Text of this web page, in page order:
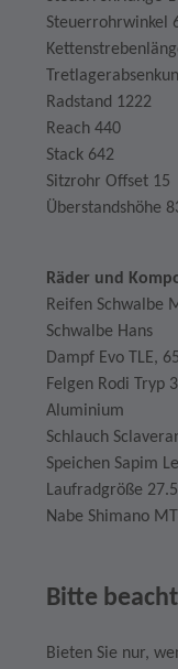
Steuerrohrwinkel
Radstand 1222
Reach 440
Stack 642
Sitzrohr Offset 15
Überstandshöhe
Räder und
Reifen Schwalbe
Schwalbe Hans
Dampf Evo TLE,
Felgen Rodi Tryp
Aluminium
Schlauch
Speichen Sapim
Laufradgröße 27.5
Nabe Shimano
Bitte
Bieten Sie nur,